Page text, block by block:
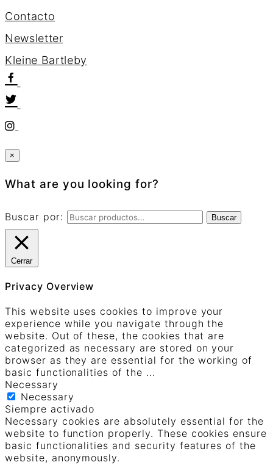
Contacto
Newsletter
Kleine Bartleby
×
What are you looking for?
Buscar por: Buscar
Cerrar
Privacy Overview
This website uses cookies to improve your
experience while you navigate through the
website. Out of these, the cookies that are
categorized as necessary are stored on your
browser as they are essential for the working of
basic functionalities of the ...
Necessary
Necessary
Siempre activado
Necessary cookies are absolutely essential for the
website to function properly. These cookies ensure
basic functionalities and security features of the
website, anonymously.